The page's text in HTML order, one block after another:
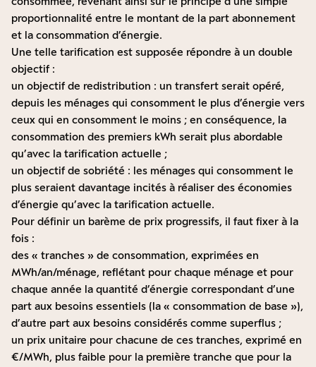
proportionnalité entre le montant de la part abonnement
et la consommation d’énergie.
Une telle tarification est supposée répondre à un double
objectif :
un objectif de redistribution : un transfert serait opéré,
depuis les ménages qui consomment le plus d’énergie vers
ceux qui en consomment le moins ; en conséquence, la
consommation des premiers kWh serait plus abordable
qu’avec la tarification actuelle ;
un objectif de sobriété : les ménages qui consomment le
plus seraient davantage incités à réaliser des économies
d’énergie qu’avec la tarification actuelle.
Pour définir un barème de prix progressifs, il faut fixer à la
fois :
des « tranches » de consommation, exprimées en
MWh/an/ménage, reflétant pour chaque ménage et pour
chaque année la quantité d’énergie correspondant d’une
part aux besoins essentiels (la « consommation de base »),
d’autre part aux besoins considérés comme superflus ;
un prix unitaire pour chacune de ces tranches, exprimé en
€/MWh, plus faible pour la première tranche que pour la